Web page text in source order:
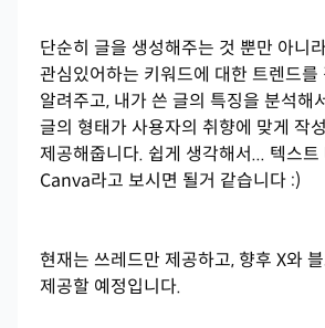
단순히 글을 생성해주는 것 뿐만 아니
관심있어하는 키워드에 대한 트렌드를
알려주고, 내가 쓴 글의 특징을 분석해
글의 형태가 사용자의 취향에 맞게 작
제공해줍니다. 쉽게 생각해서... 텍스트
Canva라고 보시면 될거 같습니다 :)
현재는 쓰레드만 제공하고, 향후 X와
제공할 예정입니다.